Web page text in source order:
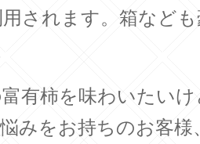
されます。箱など
有柿を味わいたい
みをお持ちのお客